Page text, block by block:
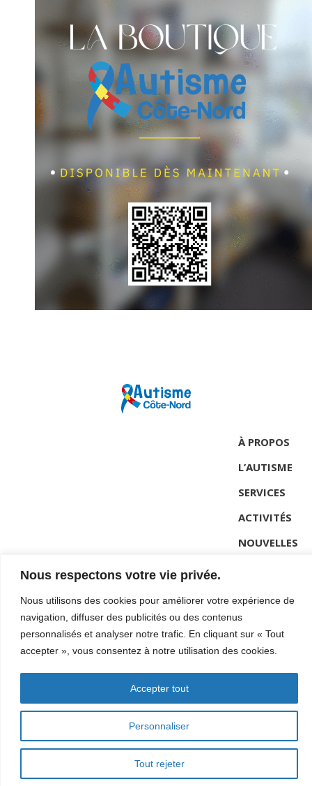
Nous respectons votre vie privée.
Nous utilisons des cookies pour améliorer votre expérience de
navigation, diffuser des publicités ou des contenus
personnalisés et analyser notre trafic. En cliquant sur « Tout
accepter », vous consentez à notre utilisation des cookies.
Personnaliser
Tout rejeter
Accepter tout
À PROPOS
L’AUTISME
SERVICES
ACTIVITÉS
NOUVELLES
418-962-2272 #101
direction@autismecote-nord.ca
Suivez-nous sur Facebook